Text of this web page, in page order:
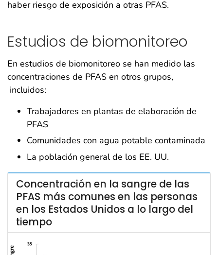
haber riesgo de exposición a otras PFAS.
Estudios de biomonitoreo
En estudios de biomonitoreo se han medido las
concentraciones de PFAS en otros grupos,
incluidos:
Trabajadores en plantas de elaboración de
PFAS
Comunidades con agua potable contaminada
La población general de los EE. UU.
Concentración en la sangre de las
PFAS más comunes en las personas
en los Estados Unidos a lo largo del
tiempo